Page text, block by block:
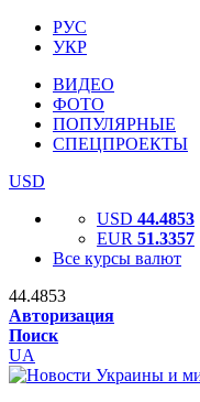
РУС
УКР
ВИДЕО
ФОТО
ПОПУЛЯРНЫЕ
СПЕЦПРОЕКТЫ
USD
USD 44.4853
EUR 51.3357
Все курсы валют
44.4853
Авторизация
Поиск
UA